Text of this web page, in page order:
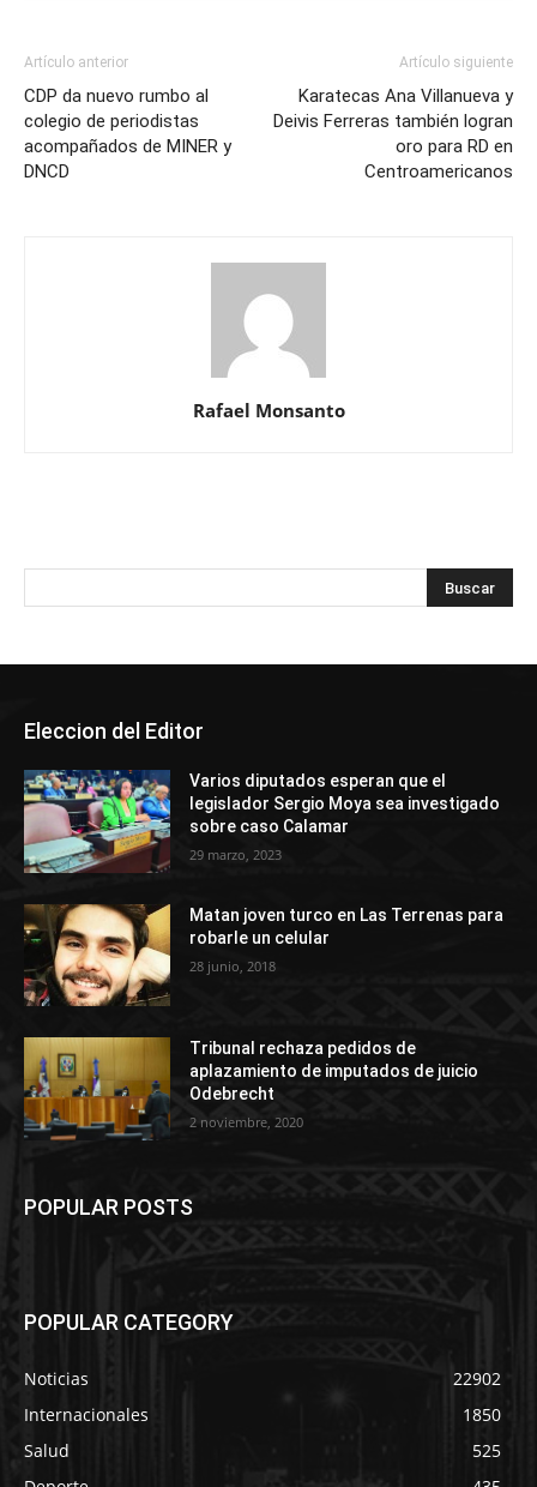
Artículo anterior
CDP da nuevo rumbo al
colegio de periodistas
acompañados de MINER y
DNCD
Artículo siguiente
Karatecas Ana Villanueva y
Deivis Ferreras también logran
oro para RD en
Centroamericanos
Rafael Monsanto
Eleccion del Editor
Varios diputados esperan que el
legislador Sergio Moya sea investigado
sobre caso Calamar
29 marzo, 2023
Matan joven turco en Las Terrenas para
robarle un celular
28 junio, 2018
Tribunal rechaza pedidos de
aplazamiento de imputados de juicio
Odebrecht
2 noviembre, 2020
POPULAR POSTS
POPULAR CATEGORY
Noticias
22902
Internacionales
1850
Salud
525